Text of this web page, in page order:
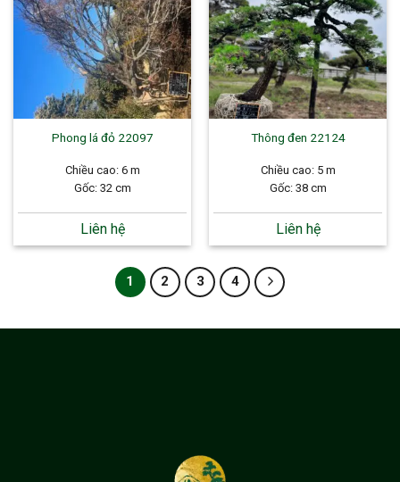
Phong lá đỏ 22097
Chiều cao: 6 m
Gốc: 32 cm
Liên hệ
Thông đen 22124
Chiều cao: 5 m
Gốc: 38 cm
Liên hệ
1 2 3 4